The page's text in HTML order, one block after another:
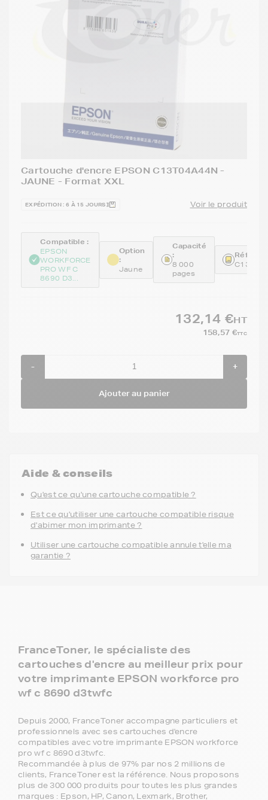
Cartouche d'encre EPSON C13T04A44N -
JAUNE - Format XXL
EXPÉDITION : 6 À 15 JOURS Voir le produit
Compatible :
EPSON
WORKFORCE
PRO WF C
8690 D3...
Option
:
Jaune
Capacité
:
8 000
pages
132,14 €HT
158,57 €TTC
- +
Ajouter au panier
Aide & conseils
Qu'est ce qu'une cartouche compatible ?
Est ce qu'utiliser une cartouche compatible risque
d'abimer mon imprimante ?
Utiliser une cartouche compatible annule t'elle ma
garantie ?
FranceToner, le spécialiste des
cartouches d'encre au meilleur prix pour
votre imprimante EPSON workforce pro
wf c 8690 d3twfc
Depuis 2000, FranceToner accompagne particuliers et
professionnels avec ses cartouches d'encre
compatibles avec votre imprimante EPSON workforce
pro wf c 8690 d3twfc.
Recommandée à plus de 97% par nos 2 millions de
clients, FranceToner est la référence. Nous proposons
plus de 300 000 produits pour toutes les plus grandes
marques : Epson, HP, Canon, Lexmark, Brother,